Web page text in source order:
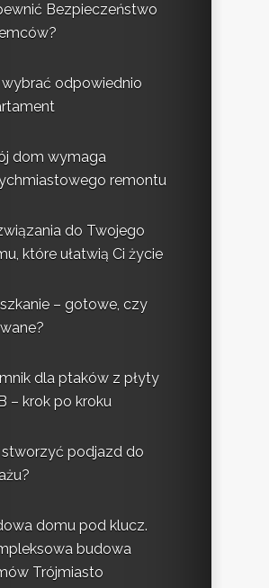
Bezpieczeństwo
wybrać odpowiednio
dom wymaga
remontu
do Twojego
które ułatwią Ci życie
– gotowe, czy
dla ptaków z płyty
– krok po kroku
stworzyć podjazd do
domu pod klucz.
budowa
Trójmiasto